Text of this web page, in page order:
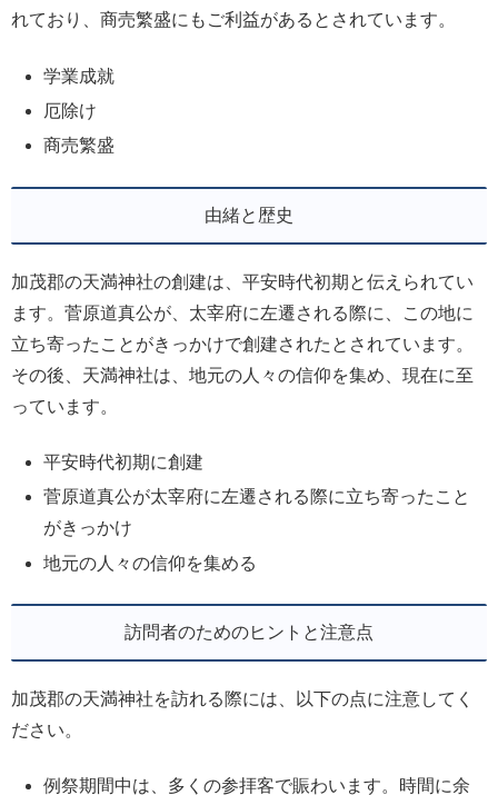
れており、商売繁盛にもご利益があるとされています。
学業成就
厄除け
商売繁盛
由緒と歴史
加茂郡の天満神社の創建は、平安時代初期と伝えられてい
ます。菅原道真公が、太宰府に左遷される際に、この地に
立ち寄ったことがきっかけで創建されたとされています。
その後、天満神社は、地元の人々の信仰を集め、現在に至
っています。
平安時代初期に創建
菅原道真公が太宰府に左遷される際に立ち寄ったこと
がきっかけ
地元の人々の信仰を集める
訪問者のためのヒントと注意点
加茂郡の天満神社を訪れる際には、以下の点に注意してく
ださい。
例祭期間中は、多くの参拝客で賑わいます。時間に余